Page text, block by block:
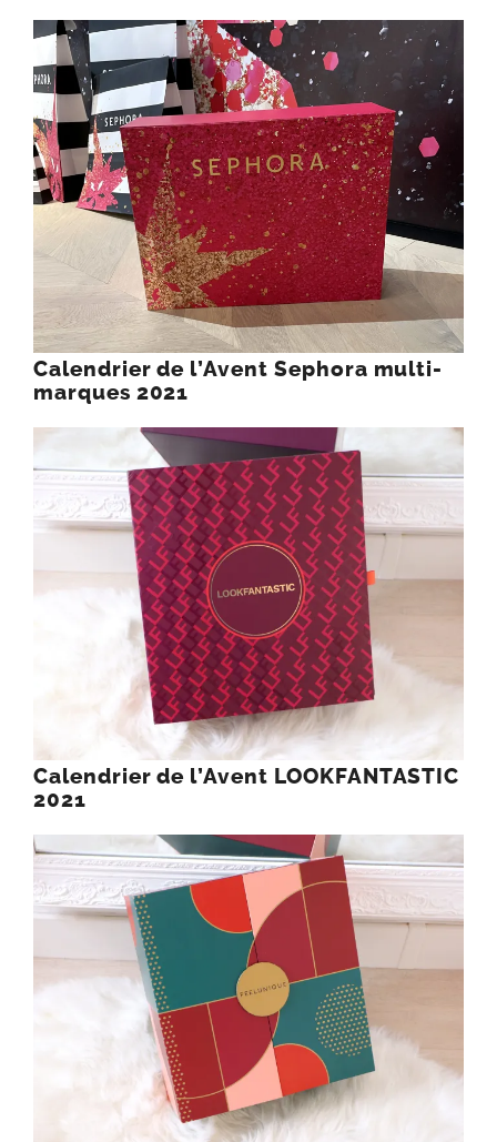
Calendrier de l’Avent Sephora multi-
marques 2021
Calendrier de l’Avent LOOKFANTASTIC
2021